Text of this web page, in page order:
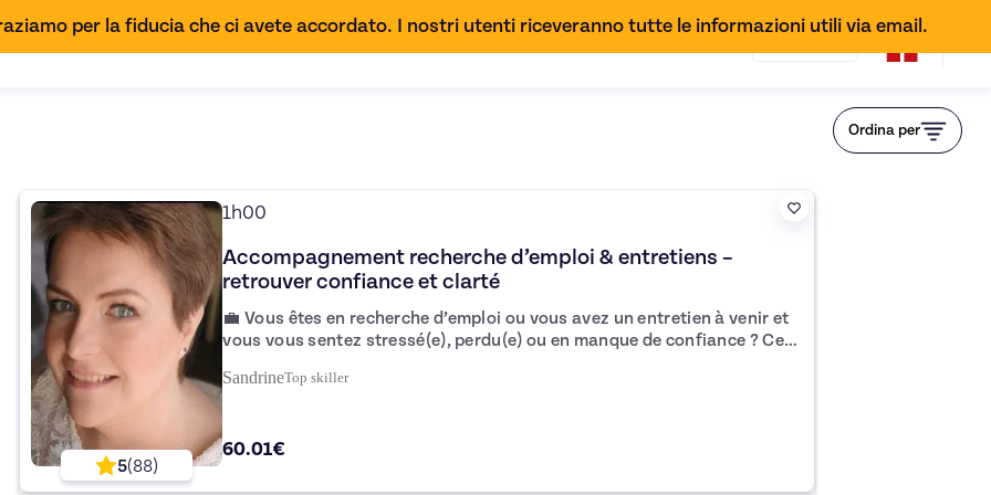
per la fiducia che ci avete accordato. I nostri utenti riceveranno tutte le informazioni utili via email.
Ordina per
5(88)
1h00
Accompagnement recherche d’emploi & entretiens –
retrouver confiance et clarté
💼 Vous êtes en recherche d’emploi ou vous avez un entretien à venir et
vous vous sentez stressé(e), perdu(e) ou en manque de confiance ? Cet
démarches et aborder vos entretiens avec plus de sérénité. 🌿 Un
votre objectif professionnel – travail sur la confiance et le
SandrineTopskiller
60.01€